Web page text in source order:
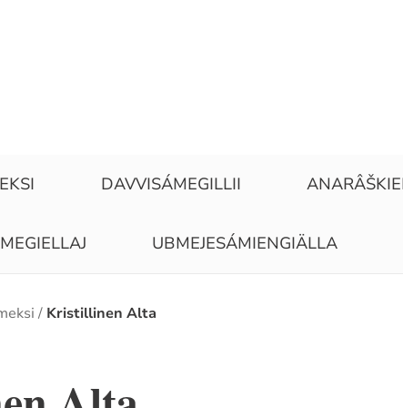
DAVVISÁMEGILLII
UBMEJESÁMIENGIÄLLA
Kristillinen Alta